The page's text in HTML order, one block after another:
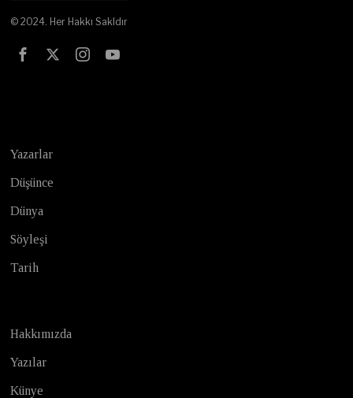
© 2024. Her Hakkı Sakldır
Yazarlar
Düşünce
Dünya
Söyleşi
Tarih
Hakkımızda
Yazılar
Künye